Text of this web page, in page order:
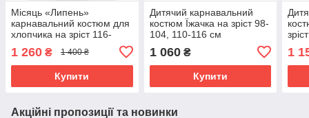
Місяць «Липень»
карнавальний костюм для
хлопчика на зріст 116-
1 260 ₴ 1 400 ₴
Купити
Дитячий карнавальний
костюм Їжачка на зріст 98-
104, 110-116 см
1 060₴
Купити
1
Акційні пропозиції та новинки